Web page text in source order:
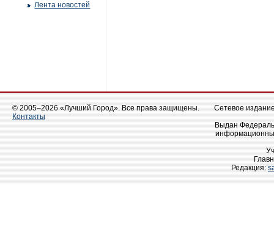
Лента новостей
© 2005–2026 «Лучший Город». Все права защищены.
Контакты
Сетевое
Выдан
Редакция: